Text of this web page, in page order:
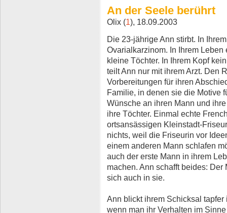
An der Seele berührt
Olix (1), 18.09.2003
Die 23-jährige Ann stirbt. In
Ovarialkarzinom. In Ihrem
kleine Töchter. In Ihrem Kopf
teilt Ann nur mit ihrem Arzt. Den
Vorbereitungen für ihren
Familie, in denen sie die Motive
Wünsche an ihren Mann und
ihre Töchter. Einmal echte
ortsansässigen Kleinstadt-
nichts, weil die Friseurin vor
einem anderen Mann schlafen
auch der erste Mann in ihrem
machen. Ann schafft beides:
sich auch in sie.
Ann blickt ihrem Schicksal
wenn man ihr Verhalten im